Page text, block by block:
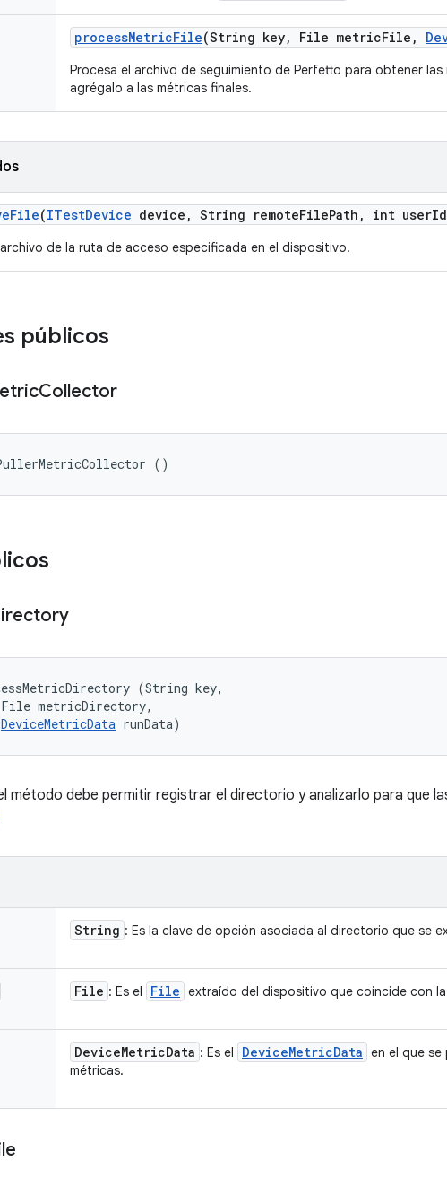
processMetricFile(String key, File metricFile ,
Procesa el archivo de seguimiento de Perfetto para obtener
agrégalo a las métricas finales.
File(ITestDevice device , String remoteFilePath , int user
de la ruta de acceso especificada en el dispositivo.
públicos
Collector
()
(String key,
metricDirectory,
DeviceMetricData runData)
método debe permitir registrar el directorio y analizarlo para que
String : Es la clave de opción asociada al directorio que se
File : Es el File extraído del dispositivo que coincide con
DeviceMetricData : Es el DeviceMetricData en el que se
métricas.